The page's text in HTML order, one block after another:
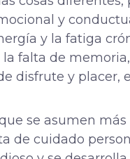
y
y la fatiga
falta de
disfrute y placer,
se asumen
de cuidado